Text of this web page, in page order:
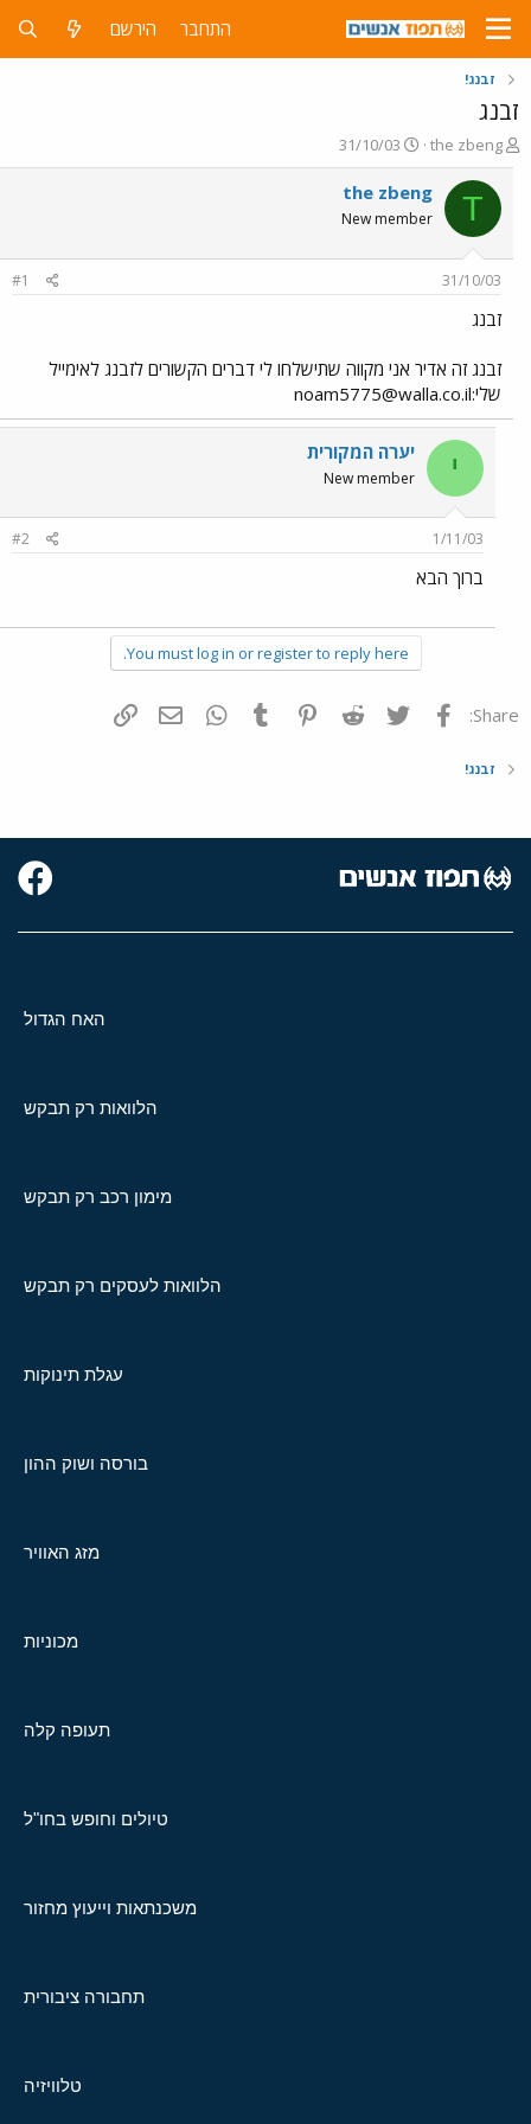
התחבר הירשם
זבנג!
זבנג
פ
ו
ת
ח
ה
ש
א
the zbeng
פ
ו
ר
ם
31/10/03
T
the zbeng
New member
31/10/03
#1
זבנג
זבנג זה אדיר אני מקווה שתישלחו לי דברים הקשורים לזבנג לאימייל
שלי:noam5775@walla.co.il
י יערה המקורית
New member
1/11/03
#2
ברוך הבא
You must log in or register to reply here.
Share: פייסבוק Twitter
Reddit
Pinterest
Tumblr
WhatsAppדואר אלקטרוני
זבנג!
האח הגדול
הלוואות רק תבקש
מימון רכב רק תבקש
הלוואות לעסקים רק תבקש
עגלת תינוקות
בורסה ושוק ההון
מזג האוויר
מכוניות
תעופה קלה
טיולים וחופש בחו"ל
משכנתאות וייעוץ מחזור
תחבורה ציבורית
טלוויזיה